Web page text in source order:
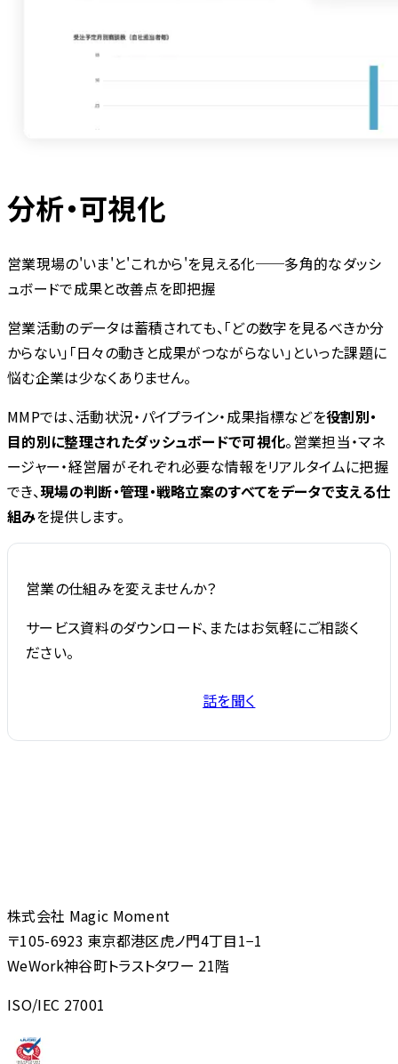
分析・可視化
営業現場の'いま'と'これから'を見える化──多角的なダッシ
ュボードで成果と改善点を即把握
営業活動のデータは蓄積されても、「どの数字を見るべきか分
からない」「日々の動きと成果がつながらない」といった課題に
悩む企業は少なくありません。
MMPでは、活動状況・パイプライン・成果指標などを役割別・
目的別に整理されたダッシュボードで可視化。営業担当・マネ
ージャー・経営層がそれぞれ必要な情報をリアルタイムに把握
でき、現場の判断・管理・戦略立案のすべてをデータで支える仕
組みを提供します。
営業の仕組みを変えませんか？
サービス資料のダウンロード、またはお気軽にご相談く
ださい。
話を聞く
株式会社 Magic Moment
〒105-6923 東京都港区虎ノ門4丁目1−1
WeWork神谷町トラストタワー 21階
ISO/IEC 27001